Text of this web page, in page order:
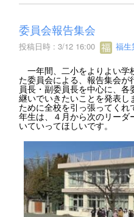
委員会報告集会
投稿日時 : 3/12 16:00 福生
一年間、二小をよりよい学
た委員会による、報告集会
員長・副委員長を中心に、
継いでいきたいことを発表
ために全校を引っ張ってくれ
年生は、４月から次のリー
いていってほしいです。